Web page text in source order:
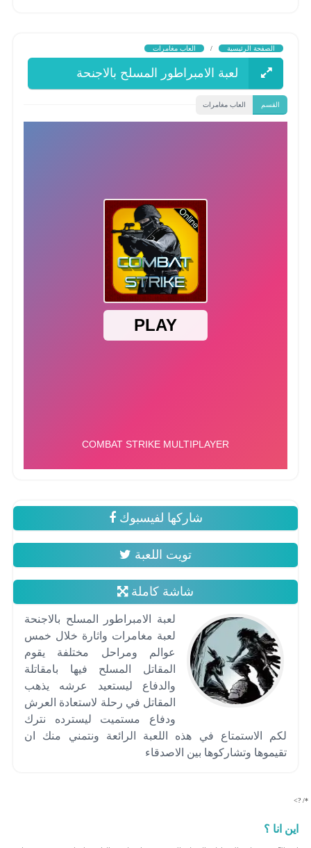
الصفحة الرئيسية / العاب مغامرات
لعبة الامبراطور المسلح بالاجنحة
القسم العاب مغامرات
شاركها لفيسبوك
تويت اللعبة
شاشة كاملة
لعبة الامبراطور المسلح بالاجنحة
لعبة مغامرات واثارة خلال خمس
عوالم ومراحل مختلفة يقوم
المقاتل المسلح فيها بامقاتلة
والدفاع ليستعيد عرشه يذهب
المقاتل في رحلة لاستعادة العرش
ودفاع مستميت ليسترده نترك
لكم الاستمتاع في هذه اللعبة الرائعة ونتمني منك ان
تقيموها وتشاركوها بين الاصدقاء
*/ ?>
اين انا ؟